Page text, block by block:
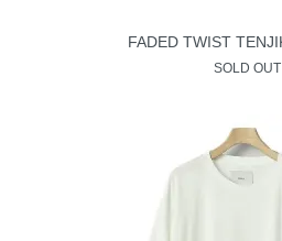
FADED TWIST
SOLD OUT